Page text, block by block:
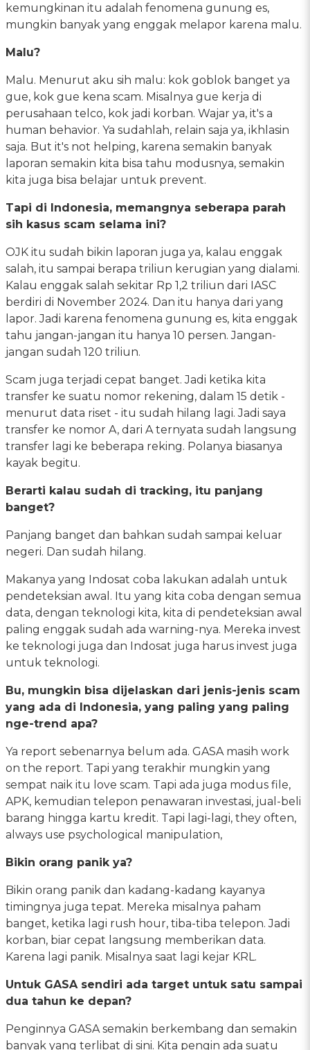
kemungkinan itu adalah fenomena gunung es,
mungkin banyak yang enggak melapor karena malu.
Malu?
Malu. Menurut aku sih malu: kok goblok banget ya
gue, kok gue kena scam. Misalnya gue kerja di
perusahaan telco, kok jadi korban. Wajar ya, it's a
human behavior. Ya sudahlah, relain saja ya, ikhlasin
saja. But it's not helping, karena semakin banyak
laporan semakin kita bisa tahu modusnya, semakin
kita juga bisa belajar untuk prevent.
Tapi di Indonesia, memangnya seberapa parah
sih kasus scam selama ini?
OJK itu sudah bikin laporan juga ya, kalau enggak
salah, itu sampai berapa triliun kerugian yang dialami.
Kalau enggak salah sekitar Rp 1,2 triliun dari IASC
berdiri di November 2024. Dan itu hanya dari yang
lapor. Jadi karena fenomena gunung es, kita enggak
tahu jangan-jangan itu hanya 10 persen. Jangan-
jangan sudah 120 triliun.
Scam juga terjadi cepat banget. Jadi ketika kita
transfer ke suatu nomor rekening, dalam 15 detik -
menurut data riset - itu sudah hilang lagi. Jadi saya
transfer ke nomor A, dari A ternyata sudah langsung
transfer lagi ke beberapa reking. Polanya biasanya
kayak begitu.
Berarti kalau sudah di tracking, itu panjang
banget?
Panjang banget dan bahkan sudah sampai keluar
negeri. Dan sudah hilang.
Makanya yang Indosat coba lakukan adalah untuk
pendeteksian awal. Itu yang kita coba dengan semua
data, dengan teknologi kita, kita di pendeteksian awal
paling enggak sudah ada warning-nya. Mereka invest
ke teknologi juga dan Indosat juga harus invest juga
untuk teknologi.
Bu, mungkin bisa dijelaskan dari jenis-jenis scam
yang ada di Indonesia, yang paling yang paling
nge-trend apa?
Ya report sebenarnya belum ada. GASA masih work
on the report. Tapi yang terakhir mungkin yang
sempat naik itu love scam. Tapi ada juga modus file,
APK, kemudian telepon penawaran investasi, jual-beli
barang hingga kartu kredit. Tapi lagi-lagi, they often,
always use psychological manipulation,
Bikin orang panik ya?
Bikin orang panik dan kadang-kadang kayanya
timingnya juga tepat. Mereka misalnya paham
banget, ketika lagi rush hour, tiba-tiba telepon. Jadi
korban, biar cepat langsung memberikan data.
Karena lagi panik. Misalnya saat lagi kejar KRL.
Untuk GASA sendiri ada target untuk satu sampai
dua tahun ke depan?
Penginnya GASA semakin berkembang dan semakin
banyak yang terlibat di sini. Kita pengin ada suatu